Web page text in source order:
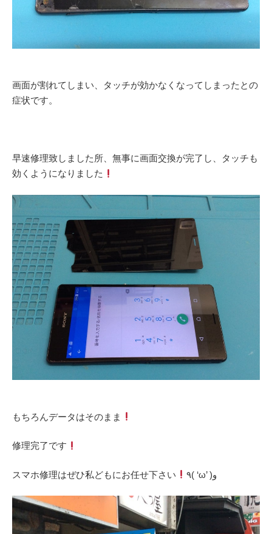
画面が割れてしまい、タッチが効かなくなってしまったとの
症状です。
早速修理致しました所、無事に画面交換が完了し、タッチも
効くようになりました
‎もちろんデータはそのまま
‎修理完了です
‎スマホ修理はぜひ私どもにお任せ下さい ٩( ‘ω’ )و